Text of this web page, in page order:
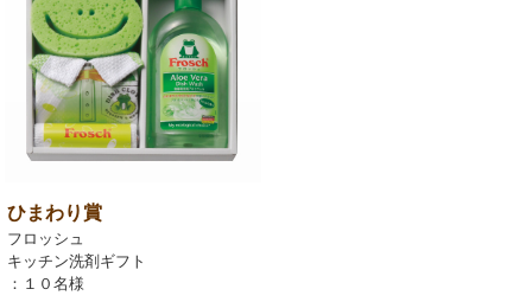
ひまわり賞
フロッシュ
キッチン洗剤ギフト
：１０名様